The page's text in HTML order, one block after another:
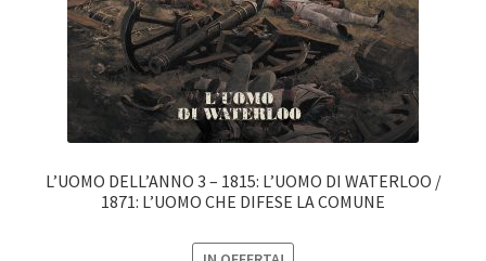
L’UOMO DELL’ANNO 3 – 1815: L’UOMO DI WATERLOO /
1871: L’UOMO CHE DIFESE LA COMUNE